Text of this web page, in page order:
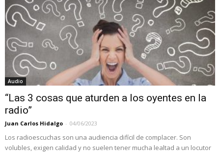
Audio
“Las 3 cosas que aturden a los oyentes en la
radio”
Juan Carlos Hidalgo - 04/06/2023
Los radioescuchas son una audiencia difícil de complacer. Son
volubles, exigen calidad y no suelen tener mucha lealtad a un locutor